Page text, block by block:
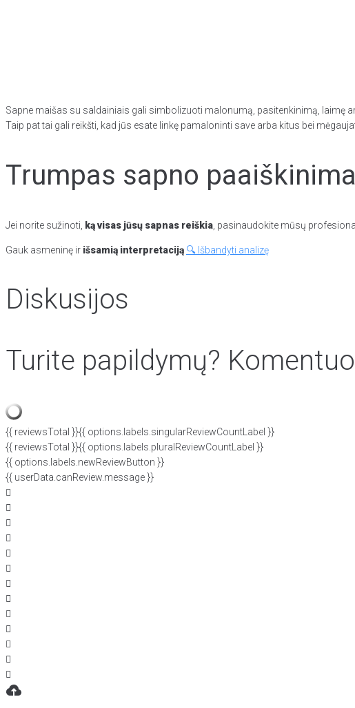
Sapne maišas su saldainiais gali simbolizuoti malonumą, pasitenkinimą, laimę
Taip pat tai gali reikšti, kad jūs esate linkę pamaloninti save arba kitus bei
Trumpas sapno
Jei norite sužinoti, ką visas jūsų sapnas reiškia , pasinaudokite mūsų
Gauk asmeninę ir išsamią interpretaciją 🔍 Išbandyti analizę
Diskusijos
Turite papildymų?
{{ reviewsTotal }}{{ options.labels.singularReviewCountLabel }}
{{ reviewsTotal }}{{ options.labels.pluralReviewCountLabel }}
{{ options.labels.newReviewButton }}
{{ userData.canReview.message }}